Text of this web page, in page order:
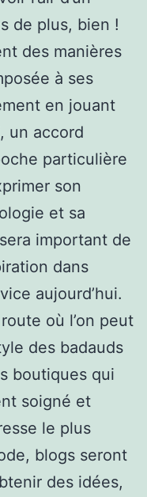
de plus, bien !
des manières
à ses
en jouant
un accord
particulière
son
et sa
important de
dans
aujourd’hui.
où l’on peut
des badauds
boutiques qui
soigné et
le plus
blogs seront
des idées,